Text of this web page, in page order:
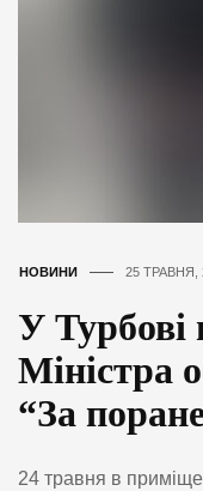
НОВИНИ 25 ТРАВНЯ,
У Турбові
Міністра
“За
24 травня в